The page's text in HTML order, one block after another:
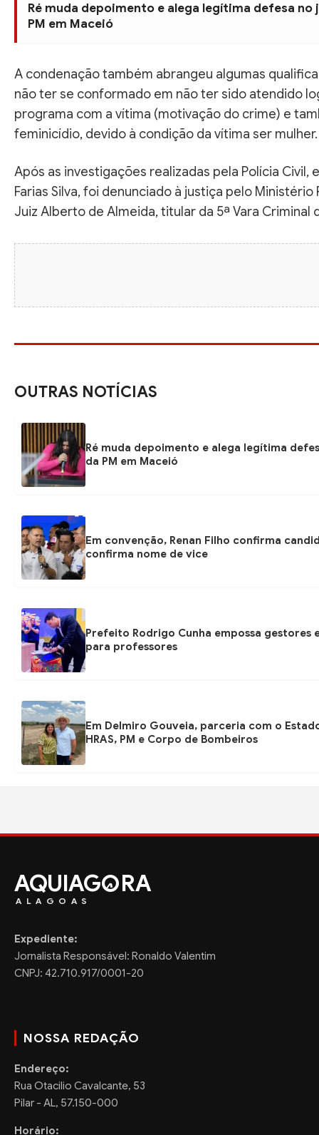
Ré muda depoimento e alega legítima defesa
PM em Maceió
A condenação também abrangeu algumas
não ter se conformado em não ter sido atendido
programa com a vítima (motivação do crime) e
feminicídio, devido à condição da vítima ser mulher.
Após as investigações realizadas pela Polícia Civil,
Farias Silva, foi denunciado à justiça pelo
Juiz Alberto de Almeida, titular da 5ª Vara Criminal
OUTRAS NOTÍCIAS
Ré muda depoimento e alega legítima
da PM em Maceió
Em convenção, Renan Filho confirma
confirma nome de vice
Prefeito Rodrigo Cunha empossa gestores
para professores
Em Delmiro Gouveia, parceria com o
HRAS, PM e Corpo de Bombeiros
AQUIAG RA
ALAGOAS
Expediente:
Jornalista Responsável: Ronaldo Valentim
CNPJ: 42.710.917/0001-20
NOSSA REDAÇÃO
Endereço:
Rua Otacilio Cavalcante, 53
Pilar - AL, 57.150-000
Horário: